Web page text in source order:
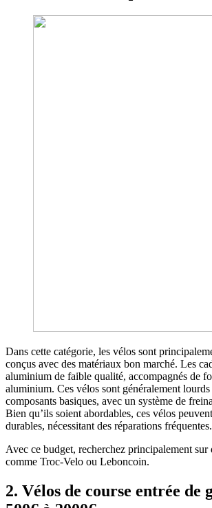
Dans cette catégorie, les vélos sont
conçus avec des matériaux bon marché. Les
aluminium de faible qualité, accompagnés de
aluminium. Ces vélos sont généralement lourds
composants basiques, avec un système de
Bien qu’ils soient abordables, ces vélos
durables, nécessitant des réparations fréquentes.
Avec ce budget, recherchez principalement sur
comme Troc-Velo ou Leboncoin.
2. Vélos de course entrée de